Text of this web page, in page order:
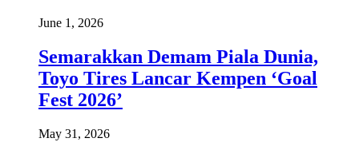
June 1, 2026
Semarakkan Demam Piala Dunia,
Toyo Tires Lancar Kempen ‘Goal
Fest 2026’
May 31, 2026